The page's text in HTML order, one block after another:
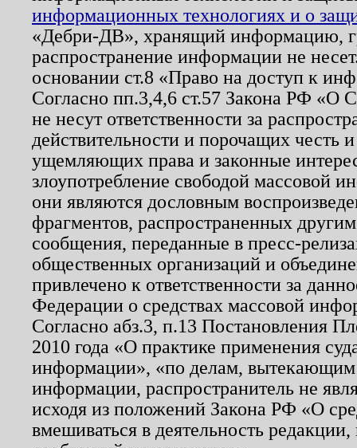
информационных технологиях и о
«Дебри-ДВ», хранящий информацию,
распространение информации не
основании ст.8 «Право на доступ к
Согласно пп.3,4,6 ст.57 Закона РФ «О
не несут ответственности за
действительности и порочащих честь
ущемляющих права и законные
злоупотребление свободой массовой
они являются дословным
фрагментов, распространенных
сообщения, переданные в пресс-
общественных организаций и
привлечено к ответственности за
Федерации о средствах массовой
Согласно абз.3, п.13 Постановления
2010 года «О практике применения
информации», «по делам, вытекающим
информации, распространитель не
исходя из положений Закона РФ «О
вмешиваться в деятельность